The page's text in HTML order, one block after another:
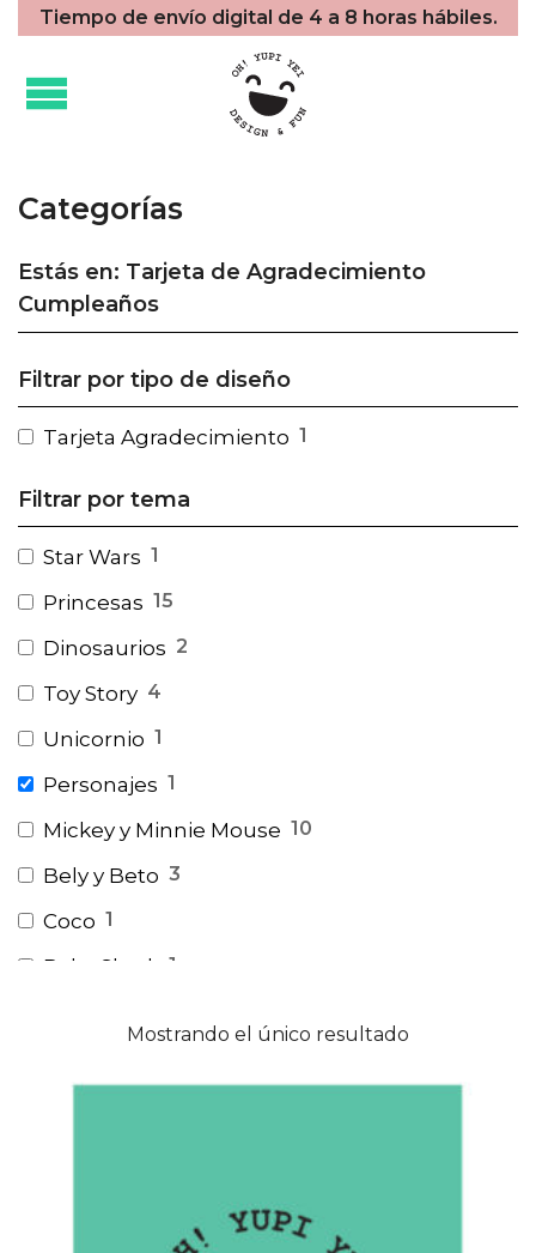
Tiempo de envío digital de 4 a 8 horas hábiles.
Categorías
Estás en: Tarjeta de Agradecimiento
Cumpleaños
Filtrar por tipo de diseño
Tarjeta Agradecimiento 1
Filtrar por tema
Star Wars 1
Princesas 15
Dinosaurios 2
Toy Story 4
Unicornio 1
Personajes 1
Mickey y Minnie Mouse 10
Bely y Beto 3
Coco 1
Baby Shark 1
Monsters Inc 1
Mostrando el único resultado